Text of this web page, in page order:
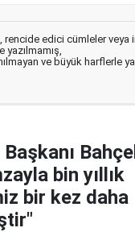
rencide edici cümleler veya
yazılmamış,
ve büyük harflerle
bin yıllık
bir kez daha